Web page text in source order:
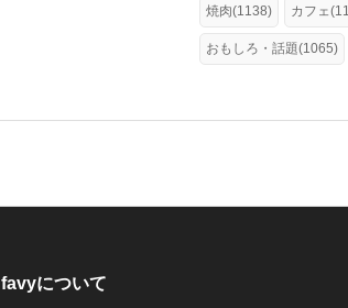
焼肉(1138) カフェ
おもしろ・話題(1065)
favyについて